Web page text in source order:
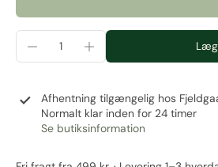
Afhentning tilgængelig hos
Normalt klar inden for 24 timer
Se butiksinformation